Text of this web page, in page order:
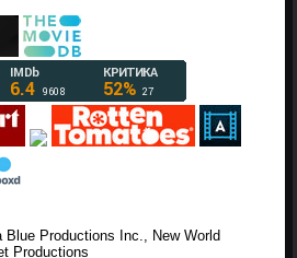
Blue Productions Inc., New World
Productions